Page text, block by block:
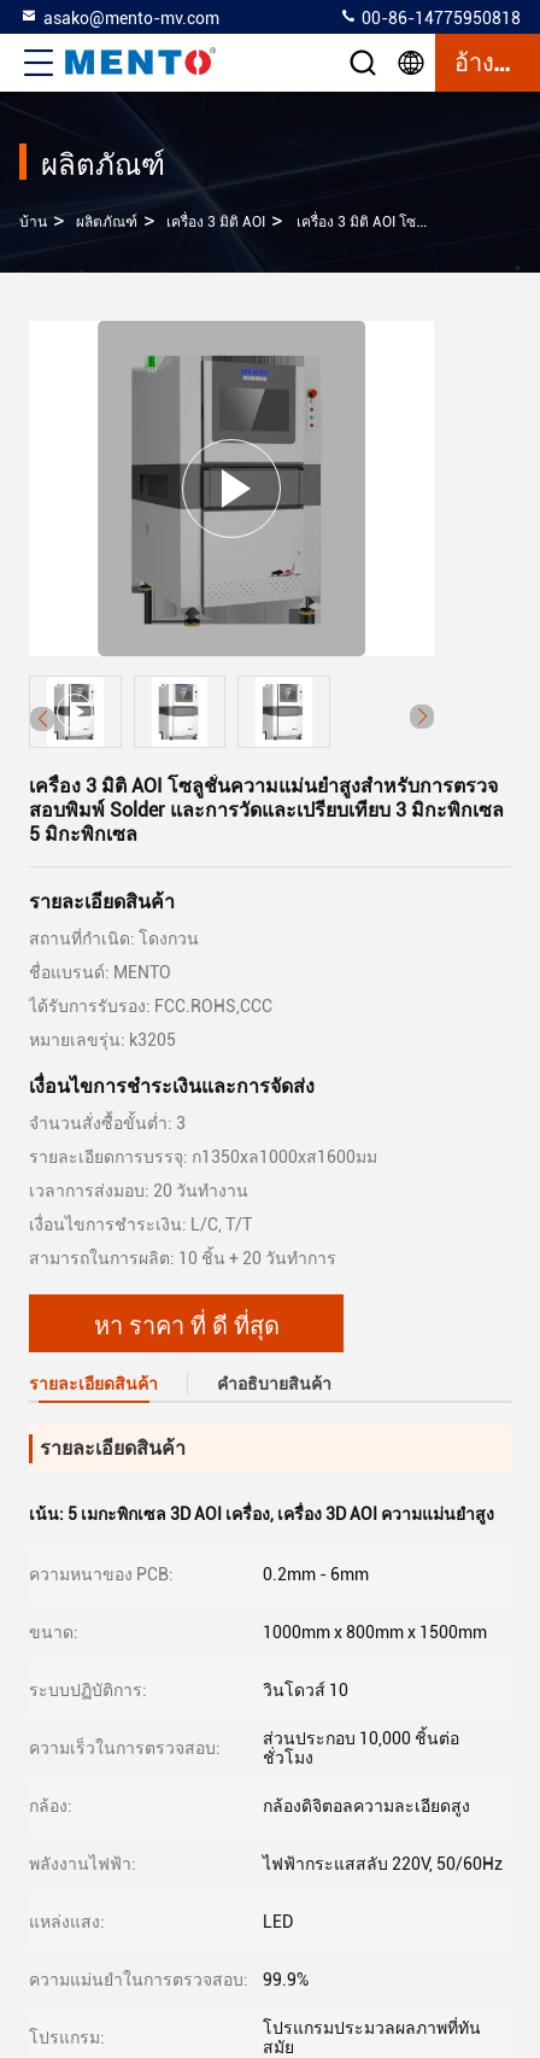
asako@mento-mv.com 00-86-14775950818
อ้างอิง
ผลิตภัณฑ์
บ้าน > ผลิตภัณฑ์ > เครื่อง 3 มิติ AOI > เครื่อง 3 มิติ AOI โซลูชั่นความแม่นยําสูงสําหรับการตรวจสอบพิมพ์ Solder และการวัดและเปรียบเทียบ 3 มิกะพิกเซล 5 มิกะพิกเซล
เครื่อง 3 มิติ AOI โซลูชั่นความแม่นยําสูงสําหรับการตรวจ
สอบพิมพ์ Solder และการวัดและเปรียบเทียบ 3 มิกะพิกเซล
5 มิกะพิกเซล
รายละเอียดสินค้า
สถานที่กำเนิด: โดงกวน
ชื่อแบรนด์: MENTO
ได้รับการรับรอง: FCC.ROHS,CCC
หมายเลขรุ่น: k3205
เงื่อนไขการชําระเงินและการจัดส่ง
จำนวนสั่งซื้อขั้นต่ำ: 3
รายละเอียดการบรรจุ: ก1350xล1000xส1600มม
เวลาการส่งมอบ: 20 วันทำงาน
เงื่อนไขการชำระเงิน: L/C, T/T
สามารถในการผลิต: 10 ชิ้น + 20 วันทำการ
หา ราคา ที่ ดี ที่สุด
รายละเอียดสินค้า คําอธิบายสินค้า
รายละเอียดสินค้า
เน้น: 5 เมกะพิกเซล 3D AOI เครื่อง, เครื่อง 3D AOI ความแม่นยําสูง
ความหนาของ PCB: 0.2mm - 6mm
ขนาด: 1000mm x 800mm x 1500mm
ระบบปฏิบัติการ: วินโดวส์ 10
ความเร็วในการตรวจสอบ:
ส่วนประกอบ 10,000 ชิ้นต่อ
ชั่วโมง
กล้อง: กล้องดิจิตอลความละเอียดสูง
พลังงานไฟฟ้า: ไฟฟ้ากระแสสลับ 220V, 50/60Hz
แหล่งแสง: LED
ความแม่นยำในการตรวจสอบ: 99.9%
โปรแกรม:
โปรแกรมประมวลผลภาพที่ทัน
สมัย